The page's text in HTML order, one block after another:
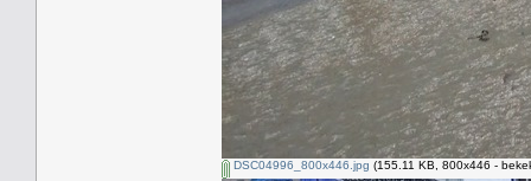
DSC04996_800x446.jpg (155.11 KB, 800x446 -